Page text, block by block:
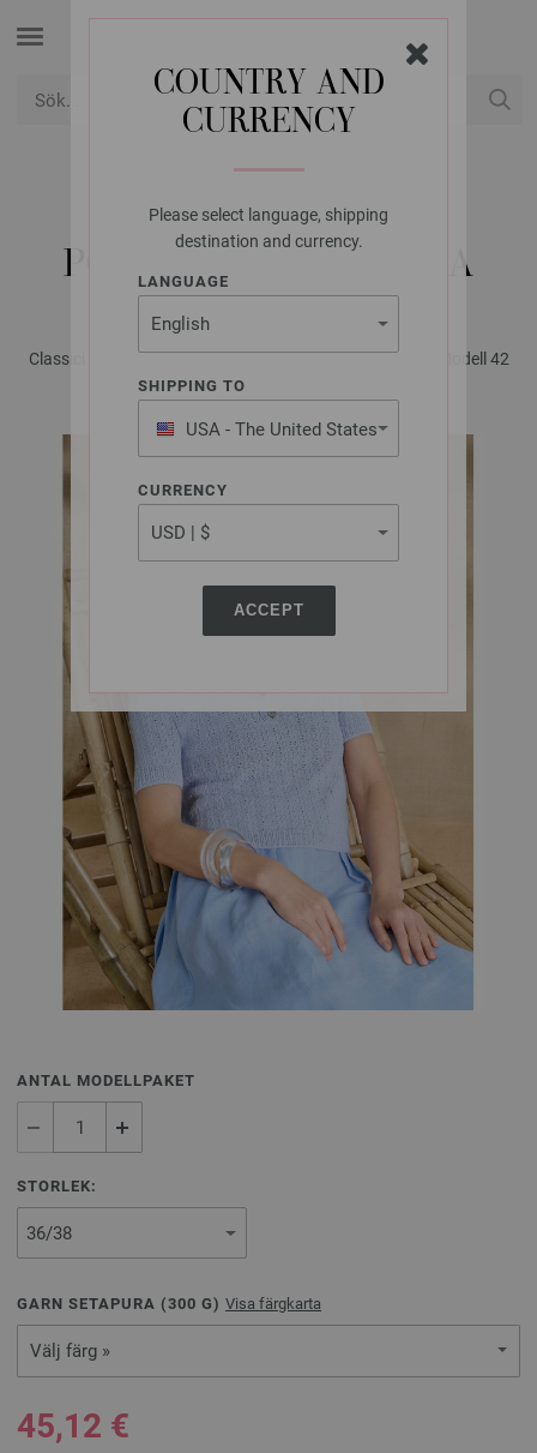
COUNTRY AND
CURRENCY
Please select language, shipping
destination and currency.
LANGUAGE
SHIPPING TO
USA - The United States
of America
CURRENCY
ACCEPT
LANA GROSSA
POLOSHIRT SETAPURA
Classici No. 30 - Magasin (DE) + Strikkeopskrifter (DK) | Modell 42
ANTAL MODELLPAKET
STORLEK:
GARN SETAPURA (300 G) Visa färgkarta
Välj färg »
45,12 €